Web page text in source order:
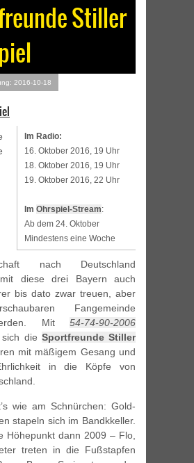
Stiller
2016-10-18
Im Radio:
16. Oktober 2016, 19 Uhr
18. Oktober 2016, 19 Uhr
19. Oktober 2016, 22 Uhr
Im Ohrspiel-Stream:
Ab dem 24. Oktober
Mindestens eine Woche
nach Deutschland
diese drei Bayern auch
bis dato zwar treuen, aber
Fangemeinde
Mit 54-74-90-2006
sich die Sportfreunde Stiller
mit mäßigem Gesang und
in die Köpfe von
wie am Schnürchen: Gold-
stapeln sich im Bandkkeller.
Höhepunkt dann 2009 – Flo,
treten in die Fußstapfen